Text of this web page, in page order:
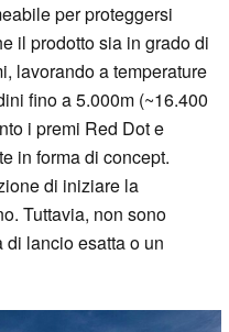
per proteggersi
il prodotto sia in grado di
lavorando a temperature
fino a 5.000m (~16.400
i premi Red Dot e
in forma di concept.
di iniziare la
Tuttavia, non sono
lancio esatta o un